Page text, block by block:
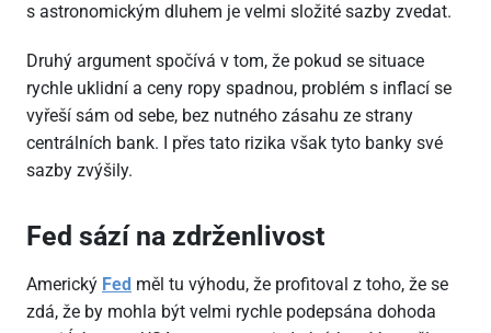
s astronomickým dluhem je velmi složité sazby zvedat.
Druhý argument spočívá v tom, že pokud se situace
rychle uklidní a ceny ropy spadnou, problém s inflací se
vyřeší sám od sebe, bez nutného zásahu ze strany
centrálních bank. I přes tato rizika však tyto banky své
sazby zvýšily.
Fed sází na zdrženlivost
Americký Fed měl tu výhodu, že profitoval z toho, že se
zdá, že by mohla být velmi rychle podepsána dohoda